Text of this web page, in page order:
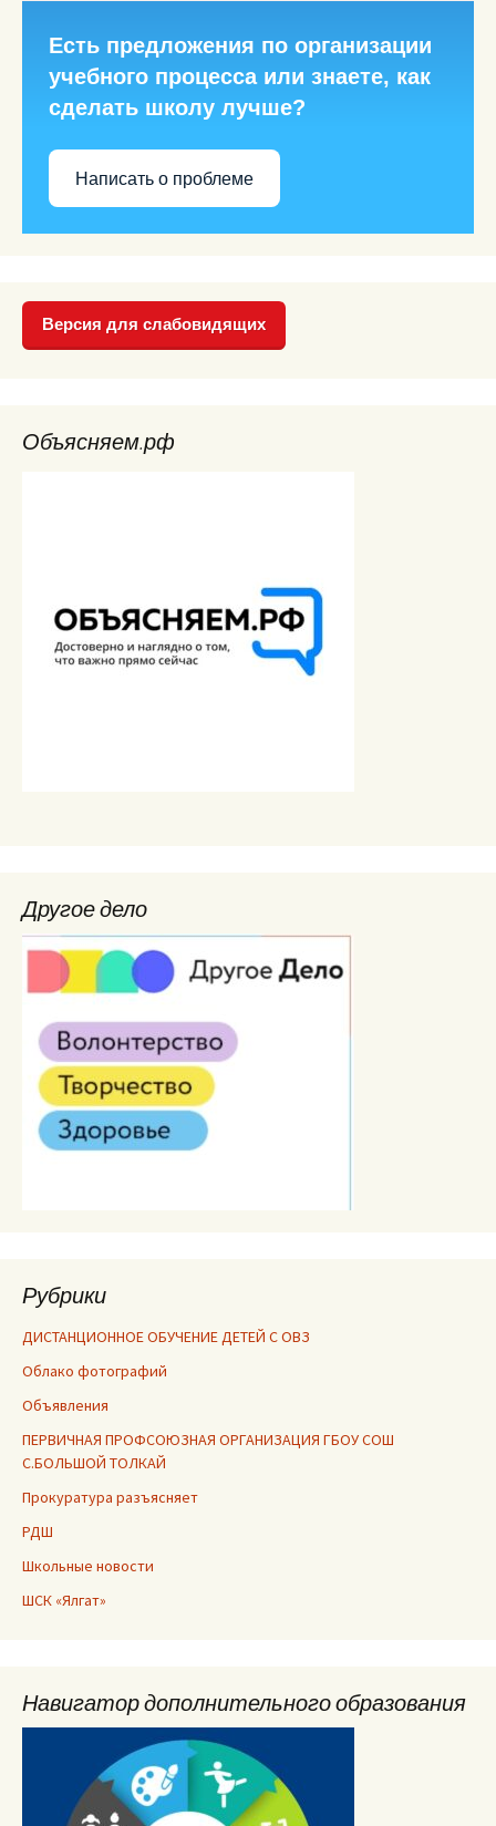
Есть предложения по организации
учебного процесса или знаете, как
сделать школу лучше?
Написать о проблеме
Версия для слабовидящих
Объясняем.рф
Другое дело
Рубрики
ДИСТАНЦИОННОЕ ОБУЧЕНИЕ ДЕТЕЙ С ОВЗ
Облако фотографий
Объявления
ПЕРВИЧНАЯ ПРОФСОЮЗНАЯ ОРГАНИЗАЦИЯ ГБОУ СОШ
С.БОЛЬШОЙ ТОЛКАЙ
Прокуратура разъясняет
РДШ
Школьные новости
ШСК «Ялгат»
Навигатор дополнительного образования